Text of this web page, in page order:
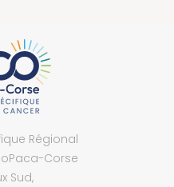
Régional
Corse
Sud,